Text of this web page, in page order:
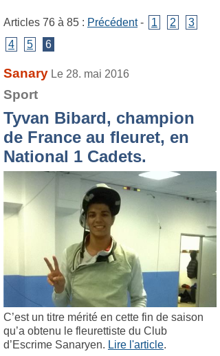
Articles 76 à 85 : Précédent- 1 2
3
4
5 6
Sanary Le 28. mai 2016
Sport
Tyvan Bibard, champion
de France au fleuret, en
National 1 Cadets.
C’est un titre mérité en cette fin de saison
qu’a obtenu le fleurettiste du Club
d’Escrime Sanaryen. Lire l'article.